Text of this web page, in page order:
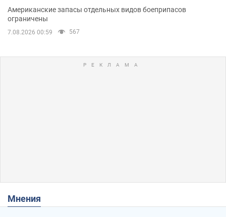
Американские запасы отдельных видов боеприпасов
ограничены
7.08.2026 00:59 567
Мнения